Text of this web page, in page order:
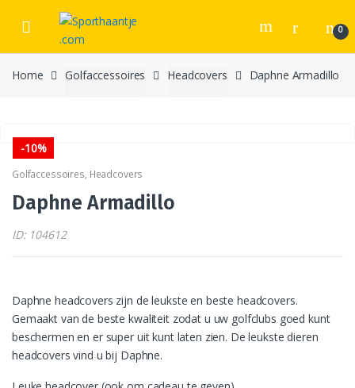
0
Home Golfaccessoires Headcovers Daphne Armadillo
-10%
Golfaccessoires, Headcovers
Daphne Armadillo
ID: 104612
Daphne headcovers zijn de leukste en beste headcovers.
Gemaakt van de beste kwaliteit zodat u uw golfclubs goed kunt
beschermen en er super uit kunt laten zien. De leukste dieren
headcovers vind u bij Daphne.